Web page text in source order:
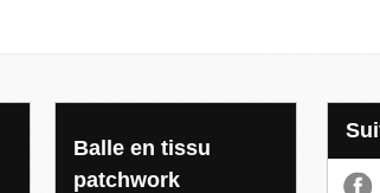
Balle en tissu
patchwork